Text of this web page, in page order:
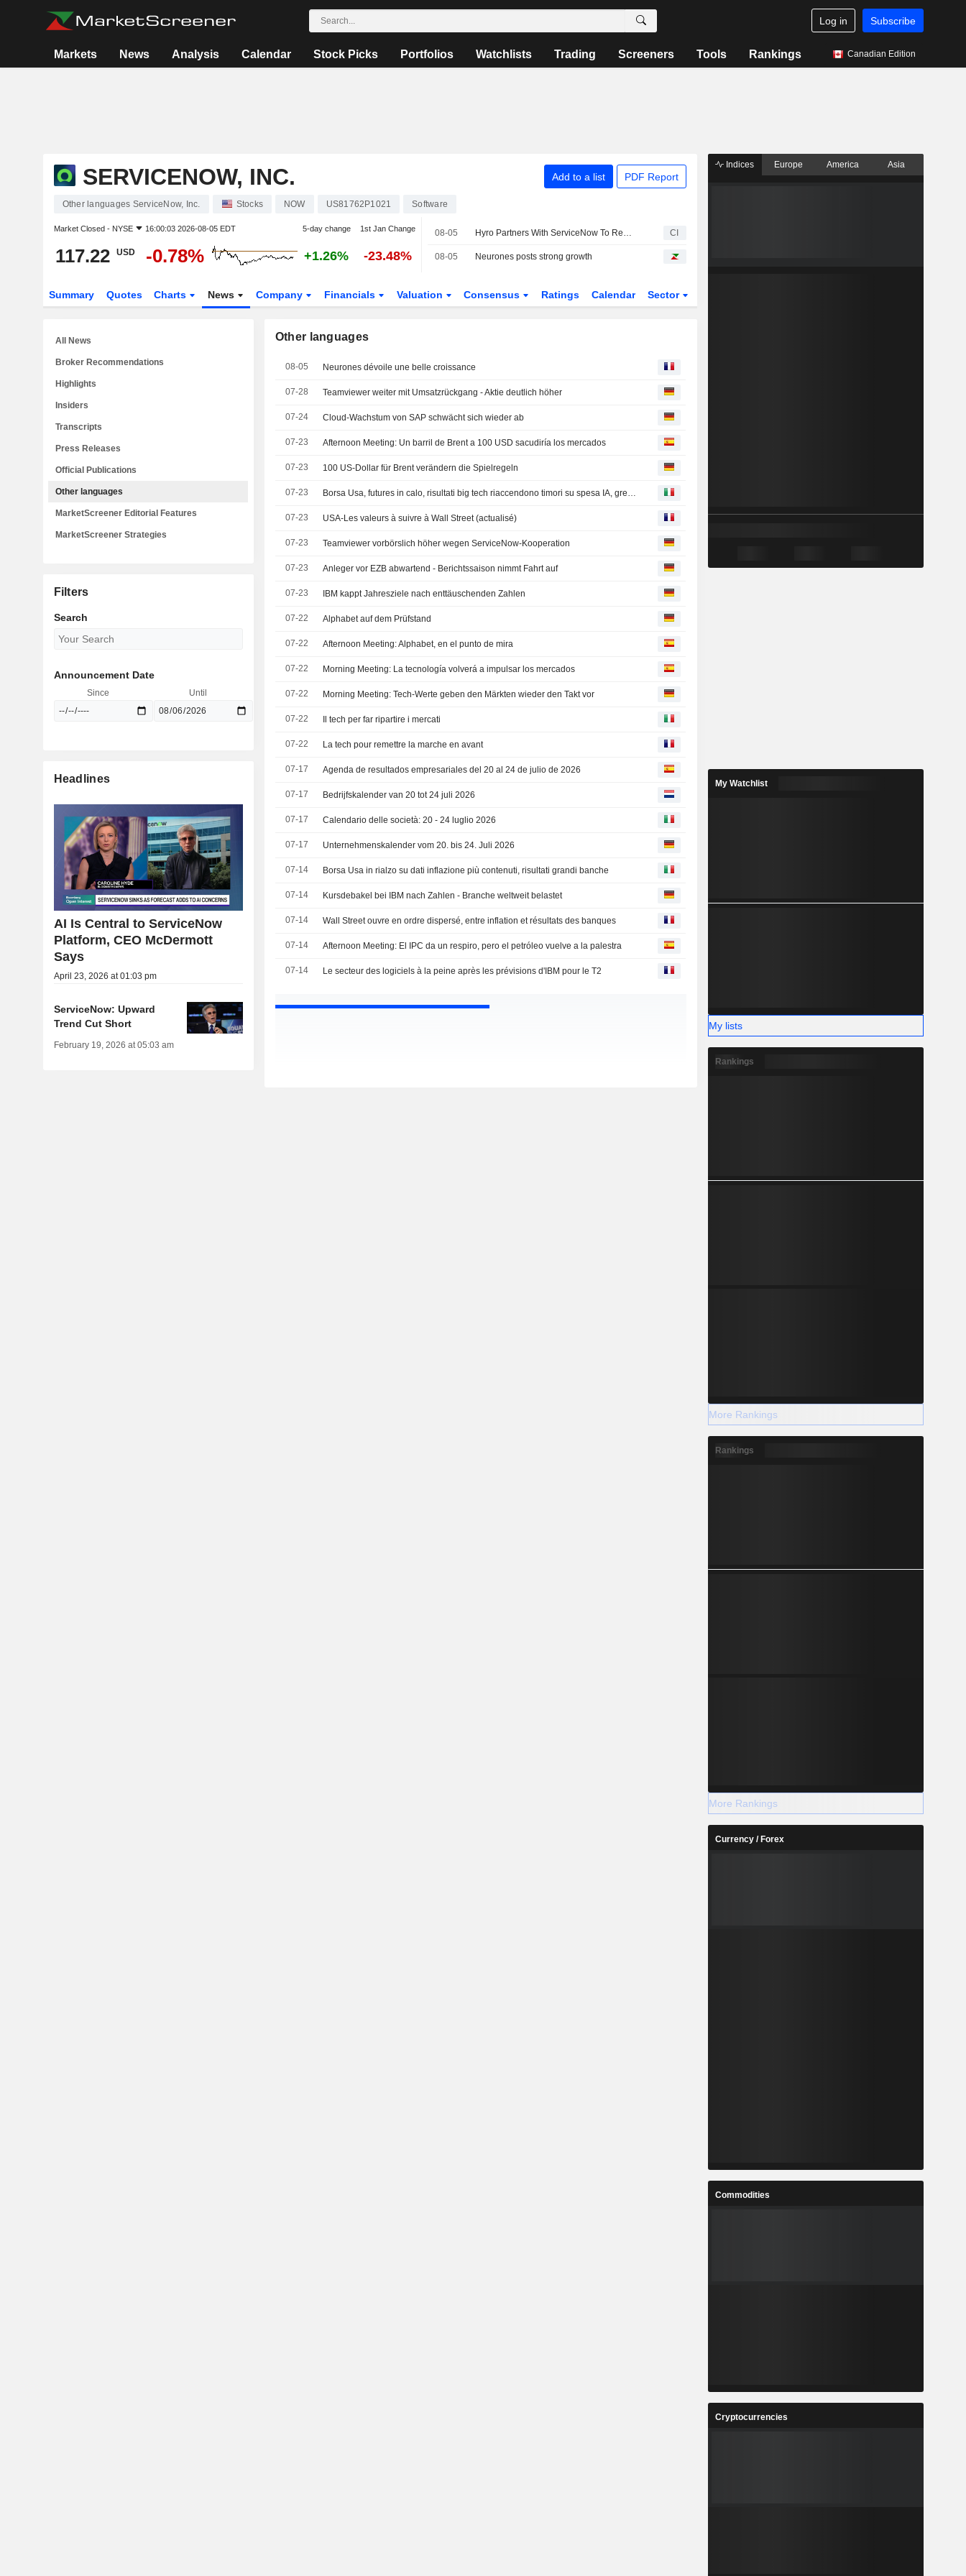
Log in Subscribe
Markets News Analysis Calendar Stock Picks Portfolios Watchlists Trading Screeners Tools Rankings Canadian Edition
SERVICENOW, INC. Add to a list PDF Report
Other languages ServiceNow, Inc. Stocks NOW US81762P1021 Software
Market Closed - NYSE 16:00:03 2026-08-05 EDT 5-day change 1st Jan Change
117.22 USD -0.78% +1.26% -23.48%
08-05 Hyro Partners With ServiceNow To Remove Administrative Barriers To Care Through Agentic AI And Workflow Automation CI
08-05 Neurones posts strong growth
Summary Quotes Charts News Company Financials Valuation Consensus Ratings Calendar Sector
Other languages
08-05 Neurones dévoile une belle croissance
07-28 Teamviewer weiter mit Umsatzrückgang - Aktie deutlich höher
07-24 Cloud-Wachstum von SAP schwächt sich wieder ab
07-23 Afternoon Meeting: Un barril de Brent a 100 USD sacudiría los mercados
07-23 100 US-Dollar für Brent verändern die Spielregeln
07-23 Borsa Usa, futures in calo, risultati big tech riaccendono timori su spesa IA, greggio sale
07-23 USA-Les valeurs à suivre à Wall Street (actualisé)
07-23 Teamviewer vorbörslich höher wegen ServiceNow-Kooperation
07-23 Anleger vor EZB abwartend - Berichtssaison nimmt Fahrt auf
07-23 IBM kappt Jahresziele nach enttäuschenden Zahlen
07-22 Alphabet auf dem Prüfstand
07-22 Afternoon Meeting: Alphabet, en el punto de mira
07-22 Morning Meeting: La tecnología volverá a impulsar los mercados
07-22 Morning Meeting: Tech-Werte geben den Märkten wieder den Takt vor
07-22 Il tech per far ripartire i mercati
07-22 La tech pour remettre la marche en avant
07-17 Agenda de resultados empresariales del 20 al 24 de julio de 2026
07-17 Bedrijfskalender van 20 tot 24 juli 2026
07-17 Calendario delle società: 20 - 24 luglio 2026
07-17 Unternehmenskalender vom 20. bis 24. Juli 2026
07-14 Borsa Usa in rialzo su dati inflazione più contenuti, risultati grandi banche
07-14 Kursdebakel bei IBM nach Zahlen - Branche weltweit belastet
07-14 Wall Street ouvre en ordre dispersé, entre inflation et résultats des banques
07-14 Afternoon Meeting: El IPC da un respiro, pero el petróleo vuelve a la palestra
07-14 Le secteur des logiciels à la peine après les prévisions d'IBM pour le T2
All News
Broker Recommendations
Highlights
Insiders
Transcripts
Press Releases
Official Publications
Other languages
MarketScreener Editorial Features
MarketScreener Strategies
Filters
Search
Announcement Date
Since Until
Headlines
AI Is Central to ServiceNow
Platform, CEO McDermott
Says
April 23, 2026 at 01:03 pm
ServiceNow: Upward
Trend Cut Short
February 19, 2026 at 05:03 am
Indices Europe America Asia
My Watchlist
My lists
Rankings
More Rankings
Rankings
More Rankings
Currency / Forex
Commodities
Cryptocurrencies